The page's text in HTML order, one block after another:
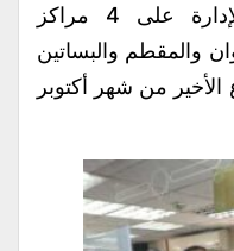
الذى قام بها فريق من الإدارة على 4 مراكز
والمقطم والبساتين
من شهر أكتوبر